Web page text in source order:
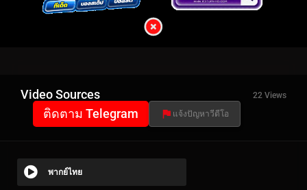
Video Sources 22 Views
ติดตาม Telegram แจ้งปัญหาวีดีโอ
พากย์ไทย